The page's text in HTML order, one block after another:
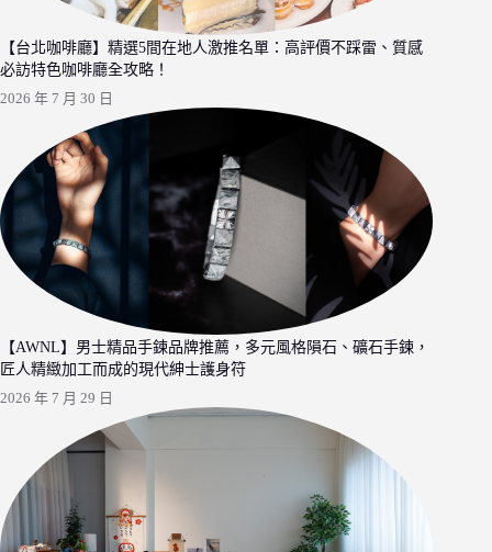
【台北咖啡廳】精選5間在地人激推名單：高評價不踩雷、質感
必訪特色咖啡廳全攻略！
2026 年 7 月 30 日
【AWNL】男士精品手鍊品牌推薦，多元風格隕石、礦石手鍊，
匠人精緻加工而成的現代紳士護身符
2026 年 7 月 29 日